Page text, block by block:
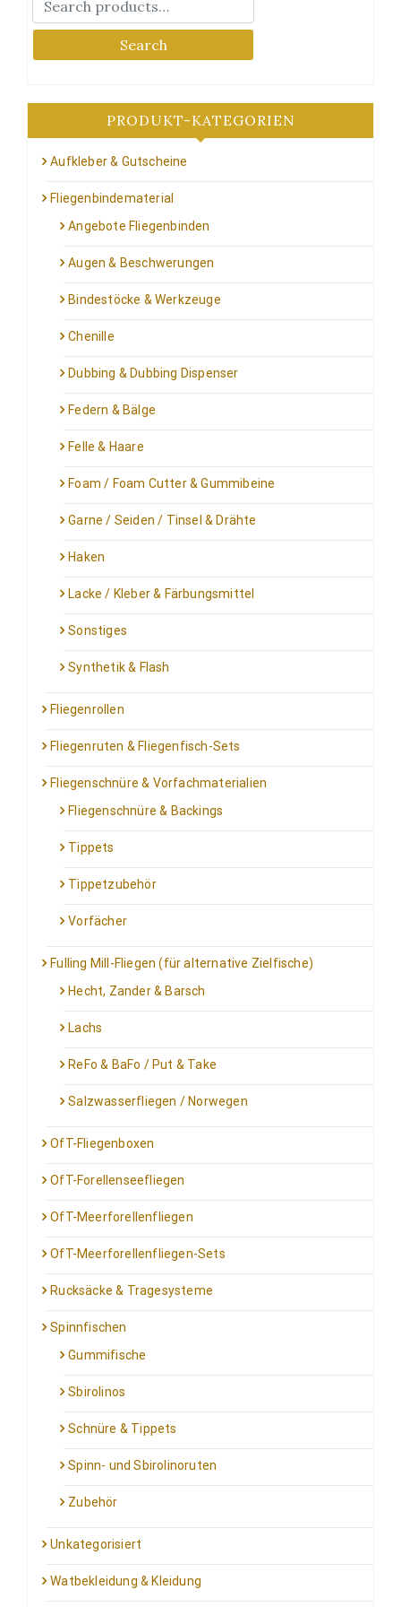
werden
Search
PRODUKT-KATEGORIEN
Aufkleber & Gutscheine
Fliegenbindematerial
Angebote Fliegenbinden
Augen & Beschwerungen
Bindestöcke & Werkzeuge
Chenille
Dubbing & Dubbing Dispenser
Federn & Bälge
Felle & Haare
Foam / Foam Cutter & Gummibeine
Garne / Seiden / Tinsel & Drähte
Haken
Lacke / Kleber & Färbungsmittel
Sonstiges
Synthetik & Flash
Fliegenrollen
Fliegenruten & Fliegenfisch-Sets
Fliegenschnüre & Vorfachmaterialien
Fliegenschnüre & Backings
Tippets
Tippetzubehör
Vorfächer
Fulling Mill-Fliegen (für alternative Zielfische)
Hecht, Zander & Barsch
Lachs
ReFo & BaFo / Put & Take
Salzwasserfliegen / Norwegen
OfT-Fliegenboxen
OfT-Forellenseefliegen
OfT-Meerforellenfliegen
OfT-Meerforellenfliegen-Sets
Rucksäcke & Tragesysteme
Spinnfischen
Gummifische
Sbirolinos
Schnüre & Tippets
Spinn- und Sbirolinoruten
Zubehör
Unkategorisiert
Watbekleidung & Kleidung